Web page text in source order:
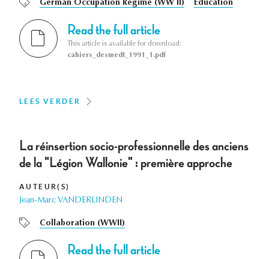
German Occupation Regime (WW II) Education
Read the full article
This article is available for download:
cahiers_desmedt_1991_1.pdf
LEES VERDER
La réinsertion socio-professionnelle des anciens
de la "Légion Wallonie" : première approche
AUTEUR(S)
Jean-Marc VANDERLINDEN
Collaboration (WWII)
Read the full article